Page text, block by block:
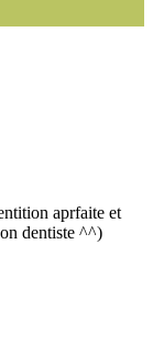
aprfaite et
dentiste ^^)